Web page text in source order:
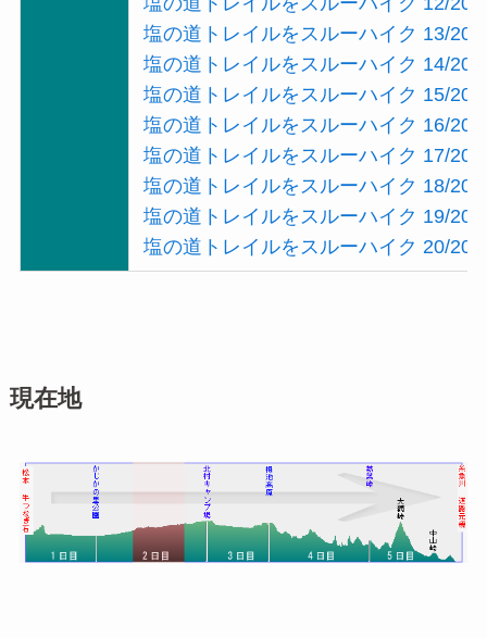
塩の道トレイルをスルーハイク 13/20
塩の道トレイルをスルーハイク 14/20
塩の道トレイルをスルーハイク 15/20
塩の道トレイルをスルーハイク 16/20
塩の道トレイルをスルーハイク 17/20
塩の道トレイルをスルーハイク 18/20
塩の道トレイルをスルーハイク 19/20
塩の道トレイルをスルーハイク 20/20
現在地